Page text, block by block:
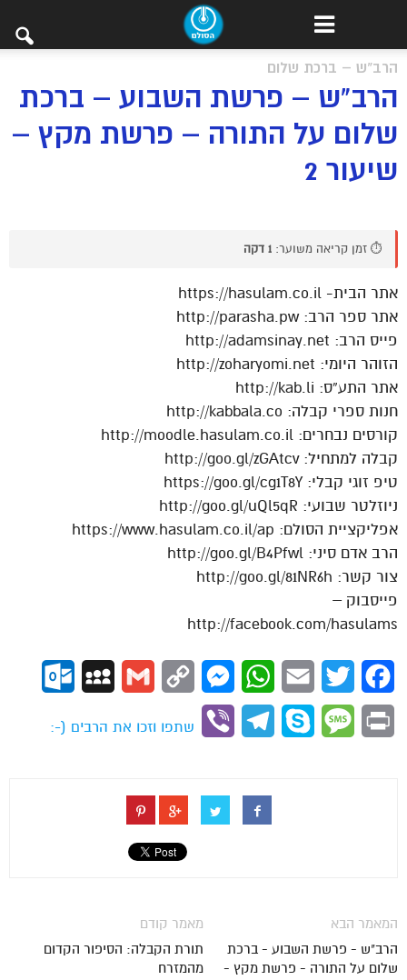
הרב"ש – ברכת שלום
הרב"ש – פרשת השבוע – ברכת
שלום על התורה – פרשת מקץ –
שיעור 2
⏱️ זמן קריאה משוער: 1 דקה
אתר הבית- https://hasulam.co.il
אתר ספר הרב: http://parasha.pw
פייס הרב: http://adamsinay.net
הזוהר היומי: http://zoharyomi.net
אתר התע”ס: http://kab.li
חנות ספרי קבלה: http://kabbala.co
קורסים נבחרים: http://moodle.hasulam.co.il
קבלה למתחיל: http://goo.gl/zGAtcv
טיפ זוגי קבלי: https://goo.gl/cg1T8Y
ניוזלטר שבועי: http://goo.gl/uQl5qR
אפליקציית הסולם: https://www.hasulam.co.il/ap
הרב אדם סיני: http://goo.gl/B4Pfwl
צור קשר: http://goo.gl/81NR6h
פייסבוק –
http://facebook.com/hasulams
Facebook
Twitter
Email
WhatsApp
Messenger
Copy
Gmail
MySpace
Print
Message
Skype
Telegram
Viber
שתפו וזכו את הרבים (-:
מאמר קודם
תורת הקבלה: הסיפור הקדום
מהמזרח
המאמר הבא
הרב"ש - פרשת השבוע - ברכת
שלום על התורה - פרשת מקץ -